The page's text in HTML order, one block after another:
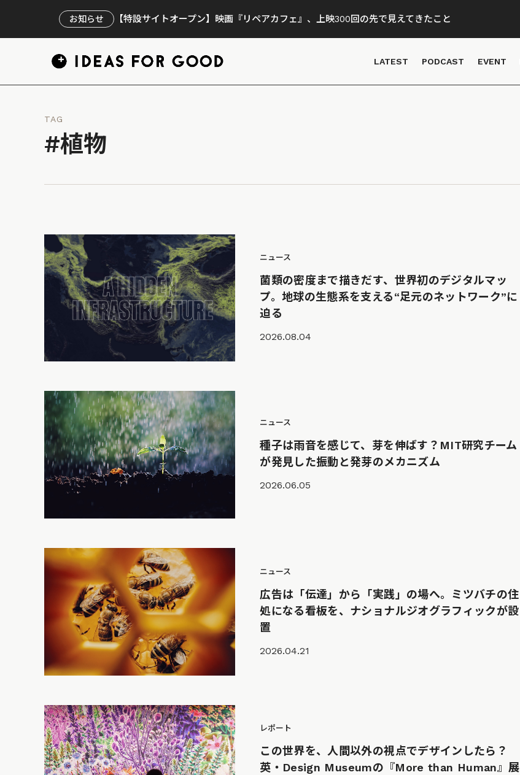
お知らせ 【特設サイトオープン】映画『リペアカフェ』、上映300回の先で見えてきたこと
LATEST PODCAST EVENT
TAG
#植物
ニュース
菌類の密度まで描きだす、世界初のデジタルマッ
プ。地球の生態系を支える“足元のネットワーク”に
迫る
2026.08.04
ニュース
種子は雨音を感じて、芽を伸ばす？MIT研究チーム
が発見した振動と発芽のメカニズム
2026.06.05
ニュース
広告は「伝達」から「実践」の場へ。ミツバチの住
処になる看板を、ナショナルジオグラフィックが設
置
2026.04.21
レポート
この世界を、人間以外の視点でデザインしたら？
英・Design Museumの『More than Human』展